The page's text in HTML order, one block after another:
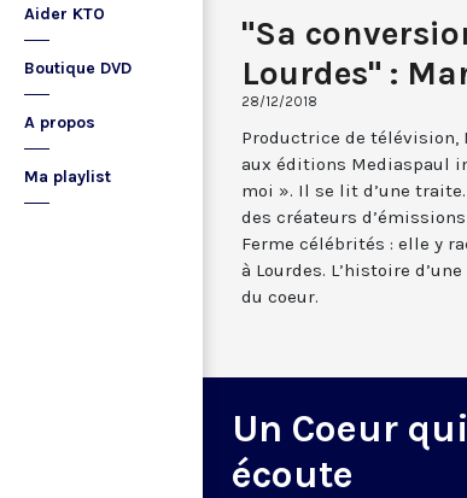
Aider KTO
Boutique DVD
A propos
Ma playlist
"Sa
Lourdes" :
28/12/2018
Productrice de télévision,
aux éditions Mediaspaul
moi ». Il se lit d’une
des créateurs
Ferme célébrités : elle y
à Lourdes. L’histoire
du coeur.
Un Coeur qui
écoute